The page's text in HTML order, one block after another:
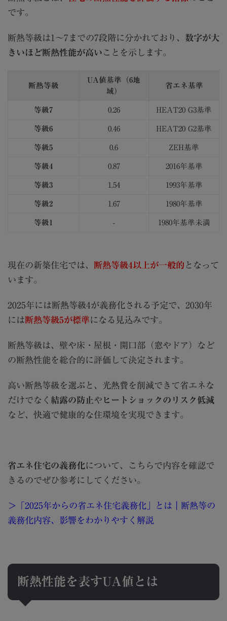
です。
断熱等級は1〜7までの7段階に分かれており、 数字が大
きいほど断熱性能が高い ことを示します。
断熱等級
UA値基準（6地
域）
省エネ基準
等級7 0.26 HEAT20 G3基準
等級6 0.46 HEAT20 G2基準
等級5 0.6 ZEH基準
等級4 0.87 2016年基準
等級3 1.54 1993年基準
等級2 1.67 1980年基準
等級1 - 1980年基準未満
現在の新築住宅では、 断熱等級4以上が一般的 となって
います。
2025年には断熱等級4が義務化される予定で、2030年
には 断熱等級5が標準になる見込みです。
断熱等級は、壁や床・屋根・開口部（窓やドア）など
の断熱性能を総合的に評価して決定されます。
高い断熱等級を選ぶと、光熱費を削減できて省エネな
だけでなく 結露の防止や ヒートショックのリスク低減
など、快適で健康的な住環境を実現できます。
省エネ住宅の義務化について、こちらで内容を確認で
きるのでぜひ参考にしてください。
＞ 「2025年からの省エネ住宅義務化」とは｜断熱等の
義務化内容、影響をわかりやすく解説
断熱性能を表すUA値とは